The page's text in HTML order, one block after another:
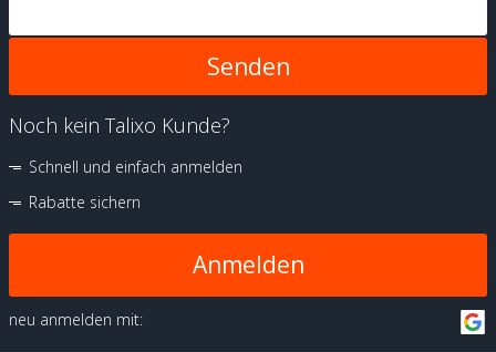
Noch kein Talixo Kunde?
Schnell und einfach anmelden
Rabatte sichern
Anmelden
neu anmelden mit: